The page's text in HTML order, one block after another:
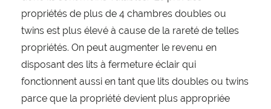
propriétés de plus de 4 chambres doubles ou
twins est plus élevé à cause de la rareté de telles
propriétés. On peut augmenter le revenu en
disposant des lits à fermeture éclair qui
fonctionnent aussi en tant que lits doubles ou twins
parce que la propriété devient plus appropriée